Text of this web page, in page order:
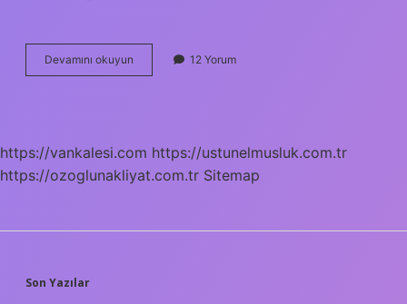
Devamını okuyun
Nerede
12 Yorum
https://vankalesi.com https://ustunelmusluk.com.tr
https://ozoglunakliyat.com.tr Sitemap
SIDEBAR
Son Yazılar